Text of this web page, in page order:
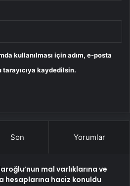
kullanılması için adım, e-posta
kaydedilsin.
Son Yorumlar
mal varlıklarına ve
hesaplarına haciz konuldu